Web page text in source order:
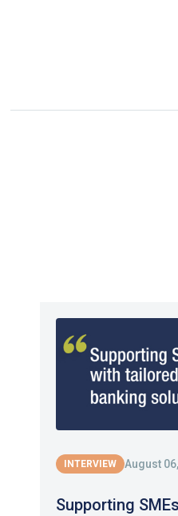
INTERVIEW August
Supporting